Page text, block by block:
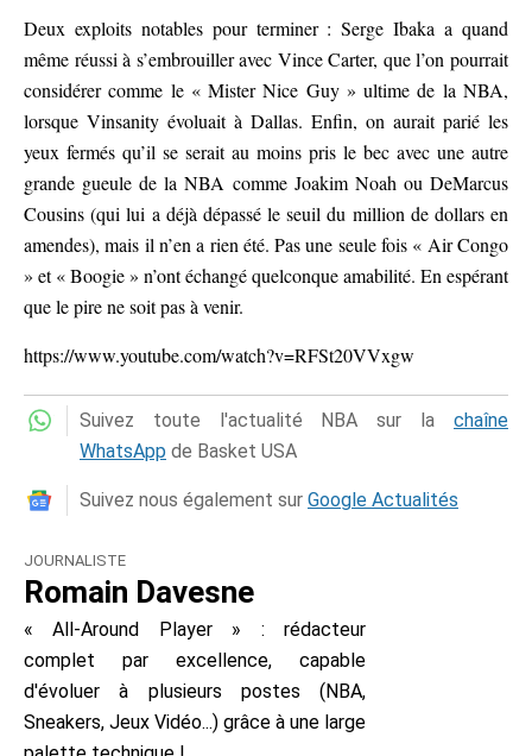
Deux exploits notables pour terminer : Serge Ibaka a quand
même réussi à s’embrouiller avec Vince Carter, que l’on pourrait
considérer comme le « Mister Nice Guy » ultime de la NBA,
lorsque Vinsanity évoluait à Dallas. Enfin, on aurait parié les
yeux fermés qu’il se serait au moins pris le bec avec une autre
grande gueule de la NBA comme Joakim Noah ou DeMarcus
Cousins (qui lui a déjà dépassé le seuil du million de dollars en
amendes), mais il n’en a rien été. Pas une seule fois « Air Congo
» et « Boogie » n’ont échangé quelconque amabilité. En espérant
que le pire ne soit pas à venir.
https://www.youtube.com/watch?v=RFSt20VVxgw
Suivez toute l'actualité NBA sur la chaîne
WhatsApp de Basket USA
Suivez nous également sur Google Actualités
JOURNALISTE
Romain Davesne
« All-Around Player » : rédacteur
complet par excellence, capable
d'évoluer à plusieurs postes (NBA,
Sneakers, Jeux Vidéo...) grâce à une large